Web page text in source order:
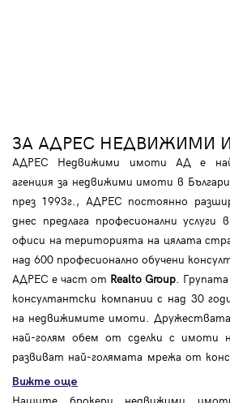
ЗА АДРЕС НЕДВИЖИМИ
АДРЕС Недвижими имоти АД е най-
агенция за недвижими имоти в
през 1993г., АДРЕС постоянно
днес предлага професионални
офиси на територията на цялата
над 600 професионално обучени
АДРЕС е част от Realto Group.
консултантски компании с над 30
на недвижимите имоти. Дружествата
най-голям обем от сделки с имоти
развиват най-голямата мрежа от
Вижте още